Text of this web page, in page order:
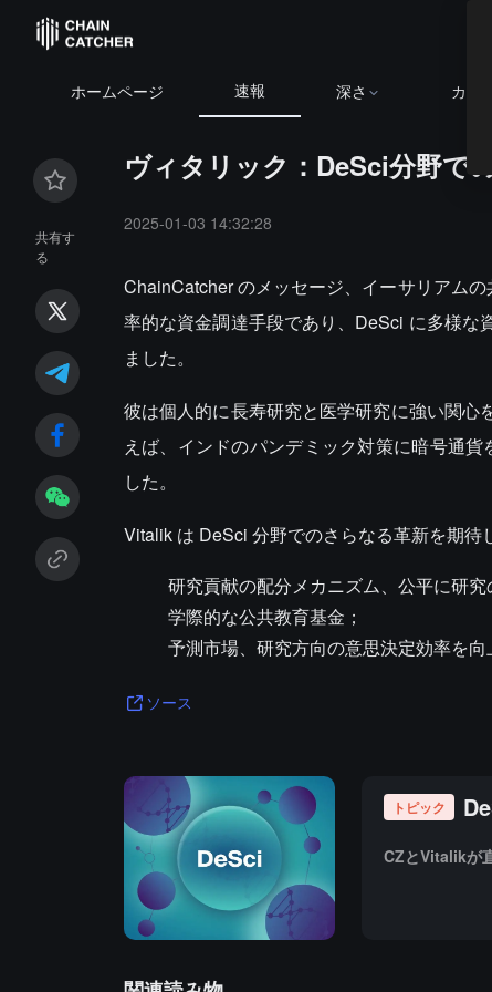
ホームページ 速報 深さ カレ
共有す
る
ヴィタリック：DeSci分野で
2025-01-03 14:32:28
ChainCatcher のメッセージ、イーサリアム
率的な資金調達手段であり、DeSci に多様
ました。
彼は個人的に長寿研究と医学研究に強い関
えば、インドのパンデミック対策に暗号通
した。
Vitalik は DeSci 分野でのさらなる革新を期待
研究貢献の配分メカニズム、公平に研究
学際的な公共教育基金；
予測市場、研究方向の意思決定効率を向
ソース
トピック
CZとVitalikが